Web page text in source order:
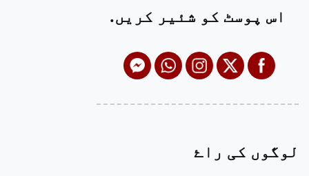
اس پوسٹ کو شئیر کریں.
لوگوں کی راۓ